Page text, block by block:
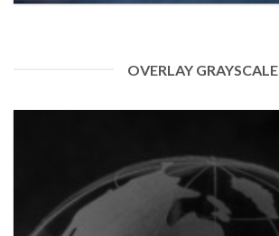
OVERLAY GRAYSCALE